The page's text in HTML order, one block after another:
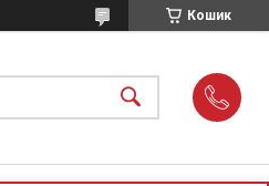
Кошик